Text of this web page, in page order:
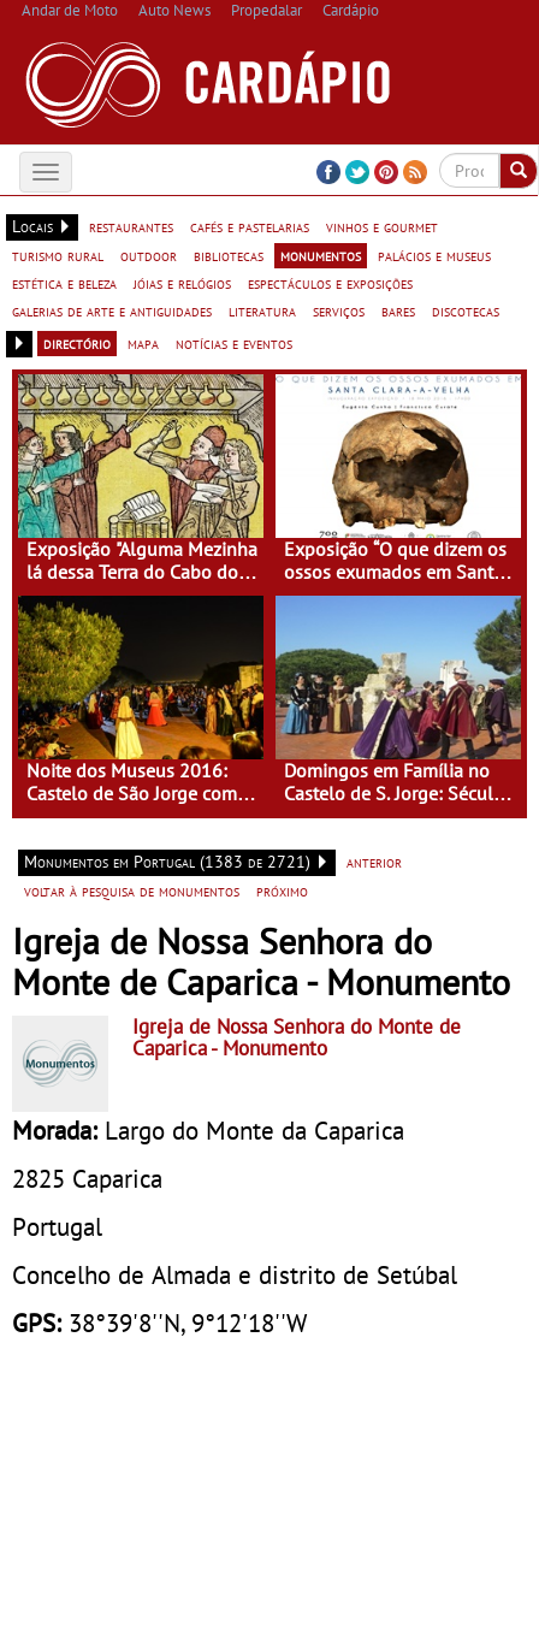
Andar de Moto Auto News Propedalar Cardápio
Toggle
navigation
Locais
restaurantes cafés e pastelarias
vinhos e gourmet
turismo rural
outdoor bibliotecas monumentos
palácios e museus
estética e beleza
jóias e relógios
espectáculos e exposições
galerias de arte e antiguidades
literatura serviços bares
discotecas
directório
mapa notícias e eventos
Exposição "Alguma Mezinha
lá dessa Terra do Cabo do
Mundo"
Exposição “O que dizem os
ossos exumados em Santa
Clara-a-Velha”
Noite dos Museus 2016:
Castelo de São Jorge com
entrada gratuita
Domingos em Família no
Castelo de S. Jorge: Século
XVI - Tempo de Mulheres -
Monumentos em Portugal (1383 de 2721)
anterior
voltar à pesquisa de monumentos
próximo
Igreja de Nossa Senhora do
Monte de Caparica - Monumento
Igreja de Nossa Senhora do Monte de
Caparica- Monumento
Morada: Largo do Monte da Caparica
2825 Caparica
Portugal
Concelho de Almada e distrito de Setúbal
GPS:38°39'8''N, 9°12'18''W